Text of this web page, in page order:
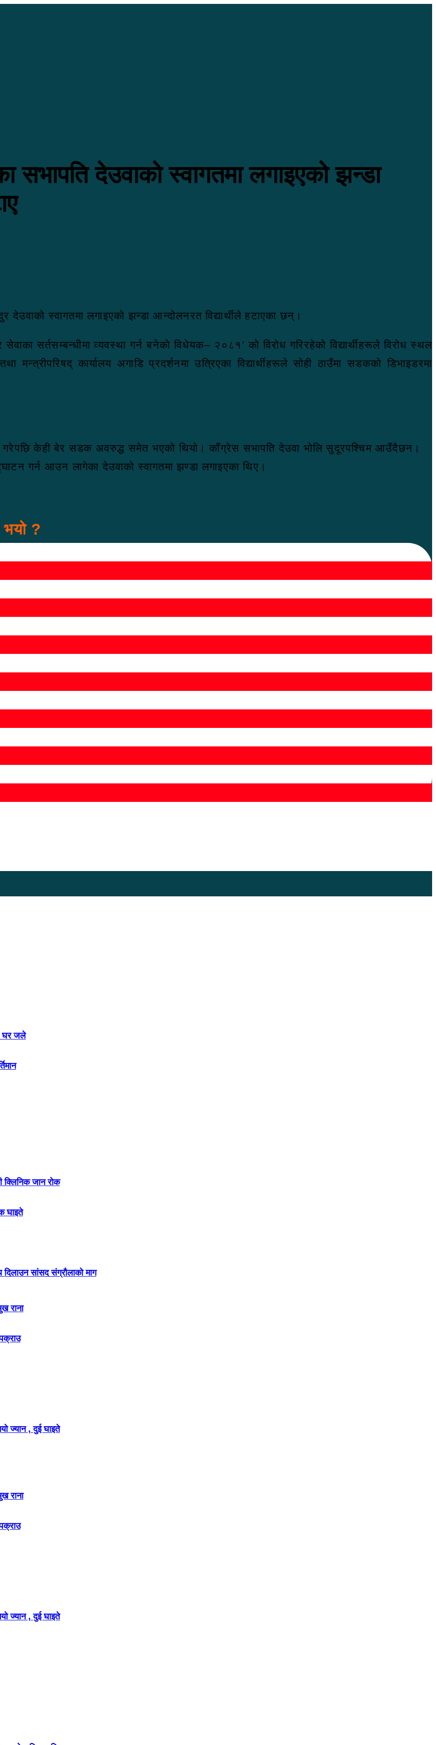
सभापति देउवाको स्वागतमा लगाइएको झन्डा
देउवाको स्वागतमा लगाइएको झन्डा आन्दोलनरत विद्यार्थीले हटाएका छन्।
सर्तसम्बन्धीमा व्यवस्था गर्न बनेको विधेयक– २०८१’ को विरोध गरिरहेको विद्यार्थीहरूले विरोध स्थल
कार्यालय अगाडि प्रदर्शनमा उत्रिएका विद्यार्थीहरूले सोही ठाउँमा सडकको डिभाइडरमा
गरेपछि केही बेर सडक अवरुद्ध समेत भएको थियो। काँग्रेस सभापति देउवा भोलि सुदूरपश्चिम आउँदैछन।
गर्न आउन लागेका देउवाको स्वागतमा झण्डा लगाइएका थिए।
?
घर जले
क्लिनिक जान रोक
घाइते
दिलाउन सांसद संग्रौलाको माग
राना
ज्यान , दुई घाइते
राना
ज्यान , दुई घाइते